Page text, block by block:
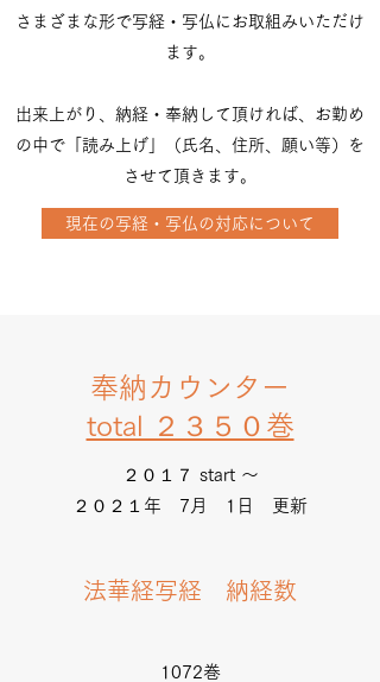
さまざまな形で写経・写仏にお取組みいただけ
ます。
​出来上がり、納経・奉納して頂ければ、お勤め
の中で「読み上げ」（氏名、住所、願い等）を
させて頂きます。
現在の写経・写仏の対応について
奉納カウンター
total ２３５０巻
２０１７ start ～
２０２１年 7月 1日 更新
法華経写経 納経数
1072巻